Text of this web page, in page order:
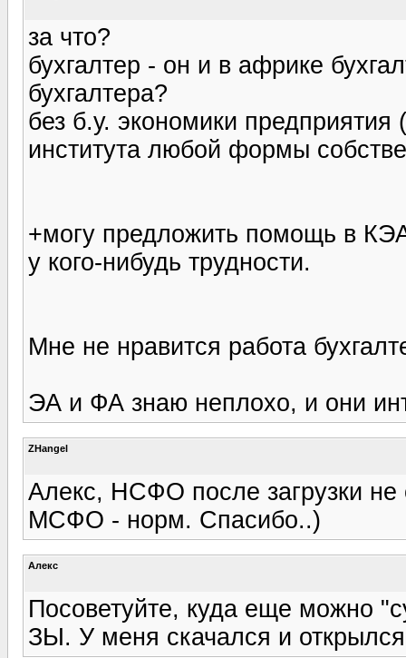
за что?
бухгалтер - он и в африке
бухгалтера?
без б.у. экономики
института любой формы
+могу предложить помощь в
у кого-нибудь трудности.
Мне не нравится работа
ЭА и ФА знаю неплохо, и они
ZHangel
Алекс, НСФО после загрузки
МСФО - норм. Спасибо..)
Алекс
Посоветуйте, куда еще можно
ЗЫ. У меня скачался и